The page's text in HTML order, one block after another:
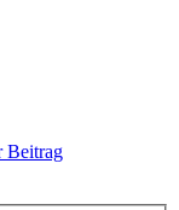
Beitrag